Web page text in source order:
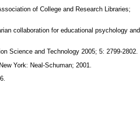
of College and Research Libraries;
collaboration for educational psychology and
Science and Technology 2005; 5: 2799-2802.
York: Neal-Schuman; 2001.